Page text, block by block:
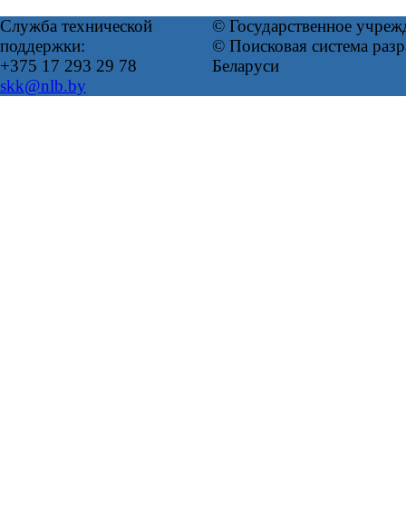
Служба технической
поддержки:
+375 17 293 29 78
skk@nlb.by
© Государственное
© Поисковая система
Беларуси